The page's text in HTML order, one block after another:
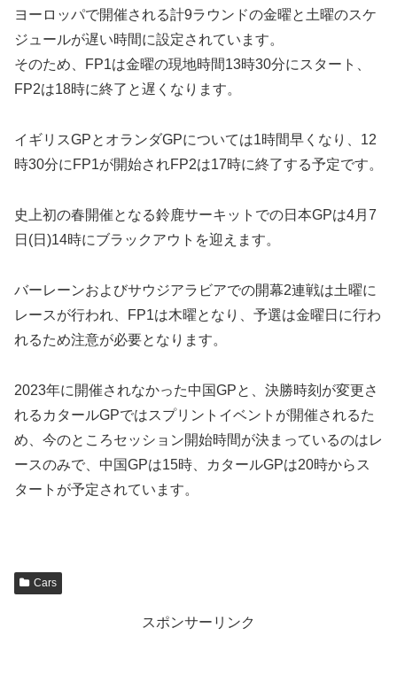
ヨーロッパで開催される計9ラウンドの金曜と土曜のスケ
ジュールが遅い時間に設定されています。
そのため、FP1は金曜の現地時間13時30分にスタート、
FP2は18時に終了と遅くなります。
イギリスGPとオランダGPについては1時間早くなり、12
時30分にFP1が開始されFP2は17時に終了する予定です。
史上初の春開催となる鈴鹿サーキットでの日本GPは4月7
日(日)14時にブラックアウトを迎えます。
バーレーンおよびサウジアラビアでの開幕2連戦は土曜に
レースが行われ、FP1は木曜となり、予選は金曜日に行わ
れるため注意が必要となります。
2023年に開催されなかった中国GPと、決勝時刻が変更さ
れるカタールGPではスプリントイベントが開催されるた
め、今のところセッション開始時間が決まっているのはレ
ースのみで、中国GPは15時、カタールGPは20時からス
タートが予定されています。
Cars
スポンサーリンク